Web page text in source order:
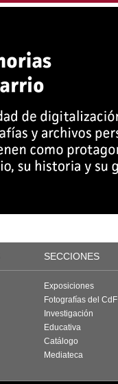
SECCIONES
Exposiciones
Fotografías del CdF
Investigación
Educativa
Catálogo
Mediateca